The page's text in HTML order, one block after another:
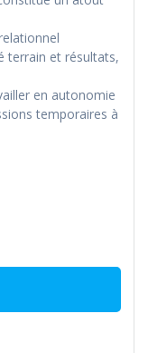
terrain et résultats,
en autonomie
temporaires à